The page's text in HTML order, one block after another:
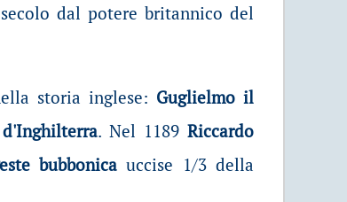
dal potere britannico del
storia inglese: Guglielmo il
. Nel 1189Riccardo
bubbonicauccise 1/3 della